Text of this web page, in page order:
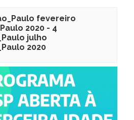
fevereiro
2020- 4
julho
2020